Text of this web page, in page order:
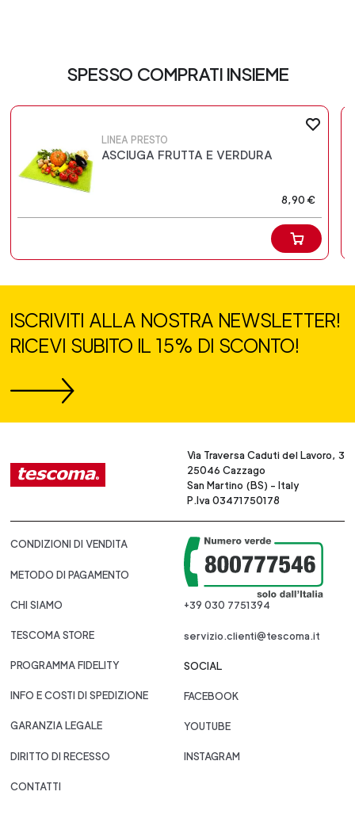
SPESSO COMPRATI INSIEME
LINEA PRESTO
ASCIUGA FRUTTA E VERDURA
8,90 €
ISCRIVITI ALLA NOSTRA NEWSLETTER!
RICEVI SUBITO IL 15% DI SCONTO!
Via Traversa Caduti del Lavoro, 3
25046 Cazzago
San Martino (BS) - Italy
P.Iva 03471750178
CONDIZIONI DI VENDITA
METODO DI PAGAMENTO
CHI SIAMO
TESCOMA STORE
PROGRAMMA FIDELITY
INFO E COSTI DI SPEDIZIONE
GARANZIA LEGALE
DIRITTO DI RECESSO
CONTATTI
+39 030 7751394
servizio.clienti@tescoma.it
SOCIAL
FACEBOOK
YOUTUBE
INSTAGRAM